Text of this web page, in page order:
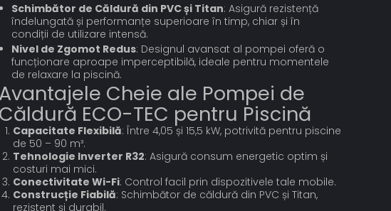
Schimbător de Căldură din PVC și Titan: Asigură rezistență
îndelungată și performanțe superioare în timp, chiar și în
condiții de utilizare intensă.
Nivel de Zgomot Redus: Designul avansat al pompei oferă o
funcționare aproape imperceptibilă, ideale pentru momentele
de relaxare la piscină.
Avantajele Cheie ale Pompei de
Căldură ECO-TEC pentru Piscină
Capacitate Flexibilă: Între 4,05 și 15,5 kW, potrivită pentru piscine
de 50 – 90 m³.
Tehnologie Inverter R32: Asigură consum energetic optim și
costuri mai mici.
Conectivitate Wi-Fi: Control facil prin dispozitivele tale mobile.
Construcție Fiabilă: Schimbător de căldură din PVC și Titan,
rezistent și durabil.